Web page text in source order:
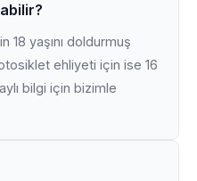
18 yaşını doldurmuş
ehliyeti için ise 16
bilgi için bizimle